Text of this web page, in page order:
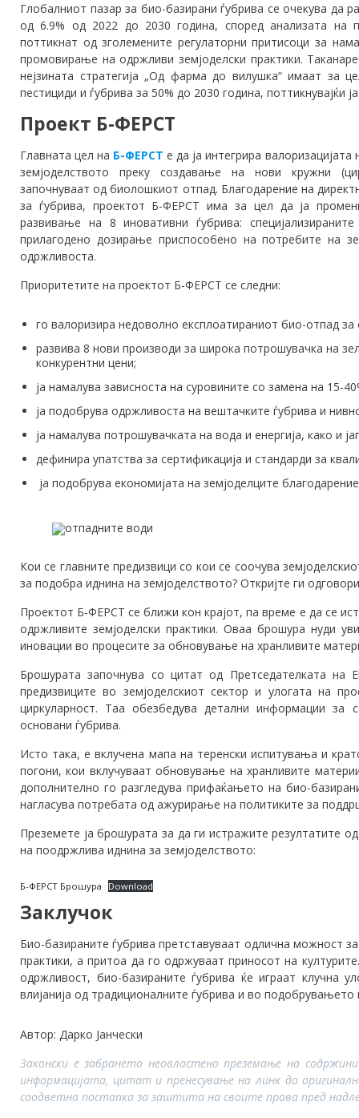
Глобалниот пазар за био-базирани ѓубрива се очекува да
од 6.9% од 2022 до 2030 година, според анализата на
поттикнат од зголемените регулаторни притисоци за
промовирање на одржливи земјоделски практики.
нејзината стратегија „Од фарма до вилушка“ имаат за
пестициди и ѓубрива за 50% до 2030 година, поттикнувајќи
Проект Б-ФЕРСТ
Главната цел на Б-ФЕРСТ е да ја интегрира
земјоделството преку создавање на нови кружни
започнуваат од биолошкиот отпад. Благодарение на
за ѓубрива, проектот Б-ФЕРСТ има за цел да ја
развивање на 8 иновативни ѓубрива:
прилагодено дозирање приспособено на потребите на
одржливоста.
Приоритетите на проектот Б-ФЕРСТ се следни:
го валоризира недоволно експлоатираниот био-отпад
развива 8 нови производи за широка потрошувачка на
конкурентни цени;
ја намалува зависноста на суровините со замена на 15-
ја подобрува одржливоста на вештачките ѓубрива и
ја намалува потрошувачката на вода и енергија, како и
дефинира упатства за сертификација и стандарди за
ја подобрува економијата на земјоделците
Кои се главните предизвици со кои се соочува
за подобра иднина на земјоделството? Откријте ги
Проектот Б-ФЕРСТ се ближи кон крајот, па време е да се
одржливите земјоделски практики. Оваа брошура нуди
иновации во процесите за обновување на хранливите
Брошурата започнува со цитат од Претседателката на
предизвиците во земјоделскиот сектор и улогата на
циркуларност. Таа обезбедува детални информации
основани ѓубрива.
Исто така, е вклучена мапа на теренски испитувања и
погони, кои вклучуваат обновување на хранливите
дополнително го разгледува прифаќањето на био-
нагласува потребата од ажурирање на политиките за
Преземете ја брошурата за да ги истражите резултатите
на поодржлива иднина за земјоделството:
Б-ФЕРСТ Брошура Download
Заклучок
Био-базираните ѓубрива претставуваат одлична можност
практики, а притоа да го одржуваат приносот на
одржливост, био-базираните ѓубрива ќе играат клучна
влијанија од традиционалните ѓубрива и во
Автор: Дарко Јанчески
Законски е забрането неовластено преземање на
информацијата, цитат и пренесување на линк до
соодветна постапка за заштита на своите права пред